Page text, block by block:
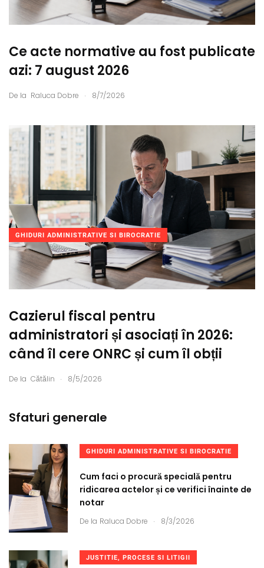
Ce acte normative au fost publicate
azi: 7 august 2026
De la Raluca Dobre . 8/7/2026
GHIDURI ADMINISTRATIVE SI BIROCRATIE
Cazierul fiscal pentru
administratori și asociați în 2026:
când îl cere ONRC și cum îl obții
De la Cătălin . 8/5/2026
Sfaturi generale
GHIDURI ADMINISTRATIVE SI BIROCRATIE
Cum faci o procură specială pentru
ridicarea actelor și ce verifici înainte de
notar
De la Raluca Dobre . 8/3/2026
JUSTITIE, PROCESE SI LITIGII